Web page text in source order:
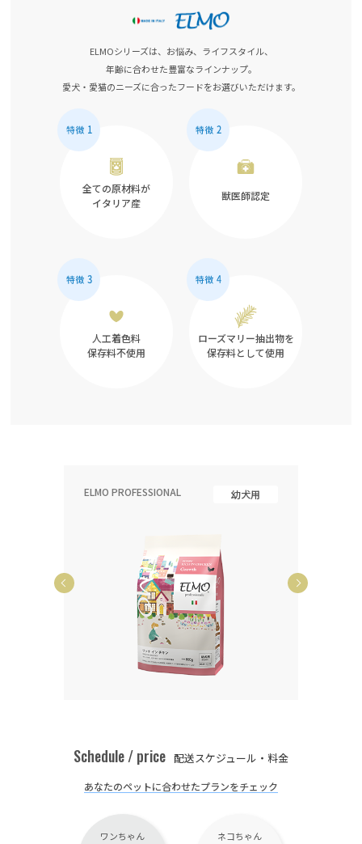
ELMOシリーズは、お悩み、ライフスタイル、
年齢に合わせた豊富なラインナップ。
愛犬・愛猫のニーズに合ったフードをお選びいただけます。
全ての原材料が
イタリア産
獣医師認定
人工着色料
保存料不使用
ローズマリー抽出物を
保存料として使用
ELMO PROFESSIONAL 幼犬用
Schedule / price 配送スケジュール・料金
あなたのペットに合わせたプランをチェック
ワンちゃん ネコちゃん